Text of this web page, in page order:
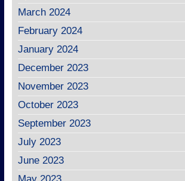
March 2024
February 2024
January 2024
December 2023
November 2023
October 2023
September 2023
July 2023
June 2023
May 2023